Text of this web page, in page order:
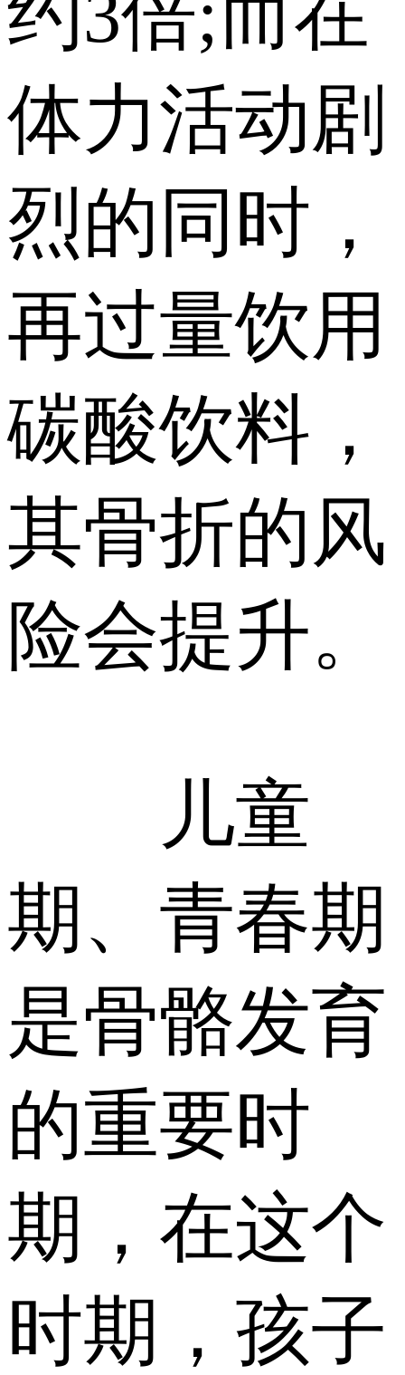
体力活动剧
烈的同时，
再过量饮用
碳酸饮料，
其骨折的风
险会提升。
儿童
期、青春期
是骨骼发育
的重要时
期，在这个
时期，孩子